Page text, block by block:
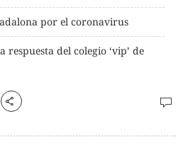
por el coronavirus
respuesta del colegio ‘vip’ de